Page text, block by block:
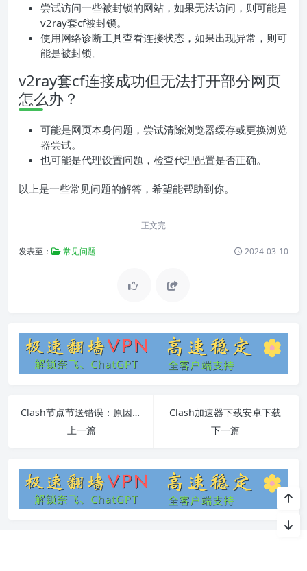
尝试访问一些被封锁的网站，如果无法访问，则可能是
v2ray套cf被封锁。
使用网络诊断工具查看连接状态，如果出现异常，则可
能是被封锁。
v2ray套cf连接成功但无法打开部分网页
怎么办？
可能是网页本身问题，尝试清除浏览器缓存或更换浏览
器尝试。
也可能是代理设置问题，检查代理配置是否正确。
以上是一些常见问题的解答，希望能帮助到你。
正文完
发表至： 常见问题 2024-03-10
Clash节点节送错误：原因、解决方法及常见问题
上一篇
Clash加速器下载安卓下载
下一篇